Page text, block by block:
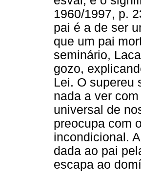
1960/1997, p.
pai é a de ser
que um pai
seminário,
gozo,
Lei. O supereu
nada a ver
universal de
preocupa com
incondicional.
dada ao pai
escapa ao